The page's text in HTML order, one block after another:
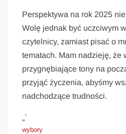
Perspektywa na rok 2025
Wolę jednak być uczciwym
czytelnicy, zamiast pisać o
tematach. Mam nadzieję, że
przygnębiające tony na
przyjąć życzenia, abyśmy
nadchodzące trudności.
„`
wybory